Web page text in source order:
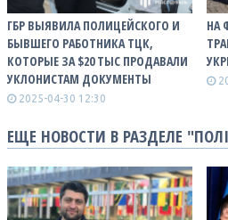
ГБР ВЫЯВИЛА ПОЛИЦЕЙСКОГО И
БЫВШЕГО РАБОТНИКА ТЦК,
КОТОРЫЕ ЗА $20 ТЫС ПРОДАВАЛИ
УКЛОНИСТАМ ДОКУМЕНТЫ
2025-04-30 12:30
НА
ЕЩЕ НОВОСТИ В РАЗДЕЛЕ